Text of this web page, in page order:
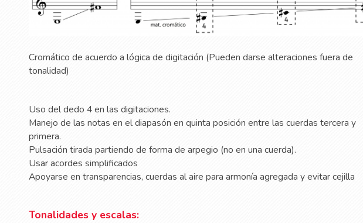
Cromático de acuerdo a lógica de digitación (Pueden darse alteraciones fuera de
tonalidad)
Uso del dedo 4 en las digitaciones.
Manejo de las notas en el diapasón en quinta posición entre las cuerdas tercera y
primera.
Pulsación tirada partiendo de forma de arpegio (no en una cuerda).
Usar acordes simplificados
Apoyarse en transparencias, cuerdas al aire para armonía agregada y evitar cejilla
Tonalidades y escalas: